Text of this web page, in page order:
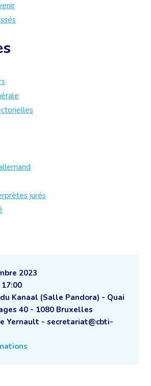
2023
Kanaal (Salle Pandora) - Quai
40 - 1080 Bruxelles
Yernault - secretariat@cbti-
jurés